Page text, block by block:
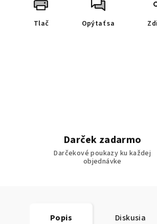
Tlač Opýtať sa
Darček zadarmo
Darčekové poukazy ku každej
objednávke
Popis Diskusia